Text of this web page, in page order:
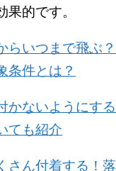
果的です。
らいつまで飛ぶ
条件とは？
かないようにす
ても紹介
さん付着する！